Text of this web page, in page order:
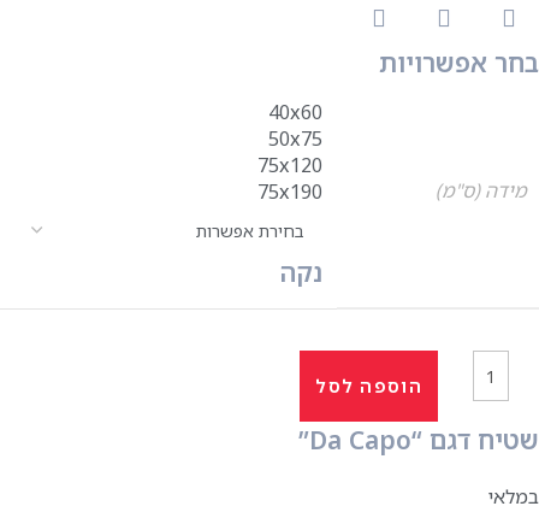
בחר אפשרויות
מידה (ס"מ)
40x60
50x75
75x120
75x190
נקה
הוספה לסל
שטיח דגם “Da Capo”
במלאי